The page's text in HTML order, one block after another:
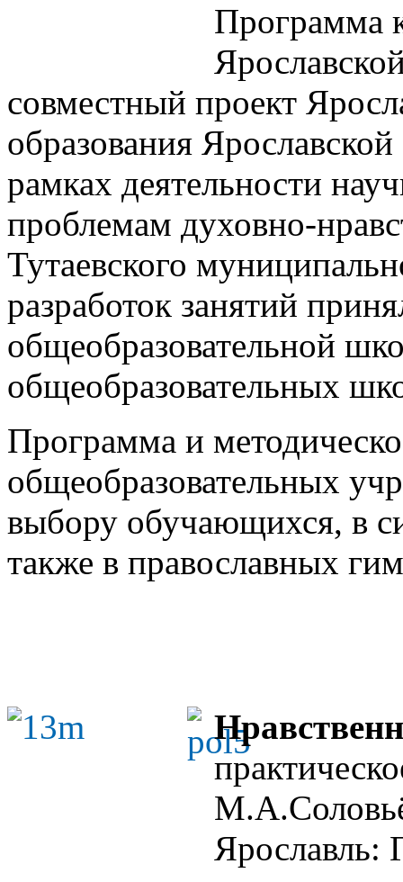
Программа
совместный проект
образования
рамках деятельности
проблемам духовно-
Тутаевского
разработок занятий
общеобразовательной
общеобразовательных
Программа и
общеобразовательных
выбору обучающихся, в
также в православных